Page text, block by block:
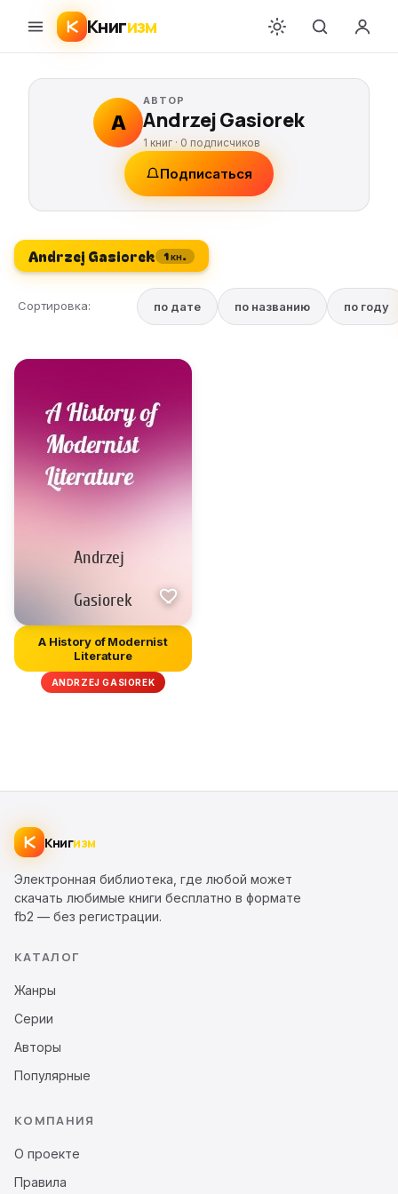
Книгизм
A
АВТОР
Andrzej Gasiorek
1 книг ·0 подписчиков
Подписаться
Andrzej Gasiorek 1 кн.
Сортировка: по дате по названию по году
A History of Modernist
Literature
ANDRZEJ GASIOREK
Книгизм
Электронная библиотека, где любой может
скачать любимые книги бесплатно в формате
fb2 — без регистрации.
КАТАЛОГ
Жанры
Серии
Авторы
Популярные
КОМПАНИЯ
О проекте
Правила